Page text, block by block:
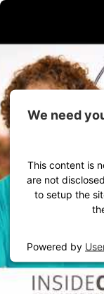
Startseite
VAUDE
Natur erleben
Gehro-Trail:
We need
This content is
are not
to setup the
Powered by